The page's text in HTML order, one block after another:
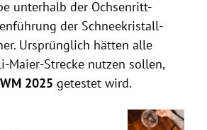
unterhalb der Ochsenritt-
der Schneekristall-
Ursprünglich hätten alle
Maier-Strecke nutzen sollen,
WM 2025 getestet wird.